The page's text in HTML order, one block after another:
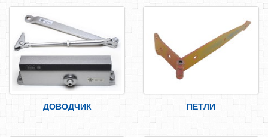
САМОРЕЗЫ, ШУРУПЫ
ТАКЕЛАЖ
ГВОЗДИ
ЗАКЛЕПКИ
ХОМУТЫ, СКОБЫ
ВЕРЕВКИ, КАНАТЫ,ПРОВОЛОКА
ДОВОДЧИК ПЕТЛИ